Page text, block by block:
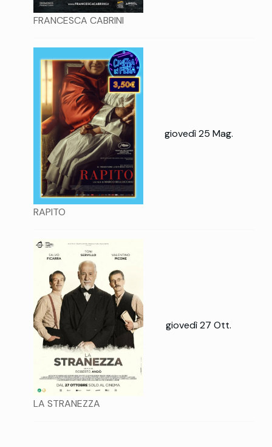
FRANCESCA CABRINI
RAPITO
giovedì 25 Mag.
LA STRANEZZA
giovedì 27 Ott.